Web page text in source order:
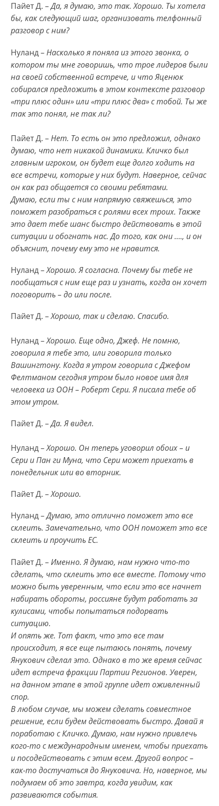
Пайет Д. –Да, я думаю, это так. Хорошо. Ты хотела
бы, как следующий шаг, организовать телфонный
разговор с ним?
Нуланд –Насколько я поняла из этого звонка, о
котором ты мне говоришь, что трое лидеров были
на своей собственной встрече, и что Яценюк
собирался предложить в этом контексте разговор
«три плюс один» или «три плюс два» с тобой. Ты же
так это понял, не так ли?
Пайет Д. –Нет. То есть он это предложил, однако
думаю, что нет никакой динамики. Кличко был
главным игроком, он будет еще долго ходить на
все встречи, которые у них будут. Наверное, сейчас
он как раз общается со своими ребятами.
Думаю, если ты с ним напрямую свяжешься, это
поможет разобраться с ролями всех троих. Также
это дает тебе шанс быстро действовать в этой
ситуации и обогнать нас. До того, как они …., и он
объяснит, почему ему это не нравится.
Нуланд –Хорошо. Я согласна. Почему бы тебе не
пообщаться с ним еще раз и узнать, когда он хочет
поговорить – до или после.
Пайет Д. –Хорошо, так и сделаю. Спасибо.
Нуланд –Хорошо. Еще одно, Джеф. Не помню,
говорила я тебе это, или говорила только
Вашингтону. Когда я утром говорила с Джефом
Фелтманом сегодня утром было новое имя для
человека из ООН – Роберт Сери. Я писала тебе об
этом утром.
Пайет Д. –Да. Я видел.
Нуланд –Хорошо. Он теперь уговорил обоих – и
Сери и Пан ги Муна, что Сери может приехать в
понедельник или во вторник.
Пайет Д. –Хорошо.
Нуланд –Думаю, это отлично поможет это все
склеить. Замечательно, что ООН поможет это все
склеить и проучить ЕС.
Пайет Д. –Именно. Я думаю, нам нужно что-то
сделать, что склеить это все вместе. Потому что
можно быть уверенным, что если это все начнет
набирать обороты, россияне будут работать за
кулисами, чтобы попытаться подорвать
ситуацию.
И опять же. Тот факт, что это все там
происходит, я все еще пытаюсь понять, почему
Янукович сделал это. Однако в то же время сейчас
идет встреча фракции Партии Регионов. Уверен,
на данном этапе в этой группе идет оживленный
спор.
В любом случае, мы можем сделать совместное
решение, если будем действовать быстро. Давай я
поработаю с Кличко. Думаю, нам нужно привлечь
кого-то с международным именем, чтобы приехать
и посодействовать с этим всем. Другой вопрос –
как-то достучаться до Януковича. Но, наверное, мы
подумаем об это завтра, когда увидим, как
развиваются события.